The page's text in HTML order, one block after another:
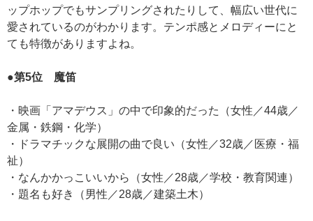
ップホップでもサンプリングされたりして、幅広い世代に
愛されているのがわかります。テンポ感とメロディーにと
ても特徴がありますよね。
●第5位 魔笛
・映画「アマデウス」の中で印象的だった（女性／44歳／
金属・鉄鋼・化学）
・ドラマチックな展開の曲で良い（女性／32歳／医療・福
祉）
・なんかかっこいいから（女性／28歳／学校・教育関連）
・題名も好き（男性／28歳／建築土木）